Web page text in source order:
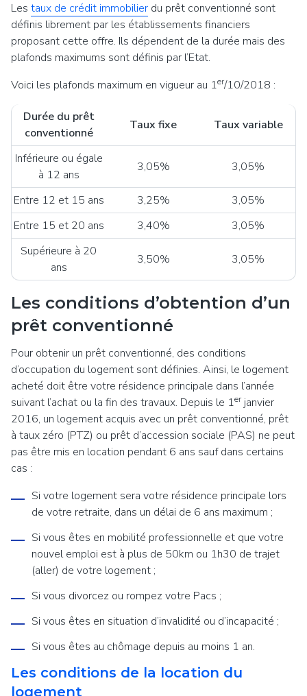
Les taux de crédit immobilier du prêt conventionné sont
définis librement par les établissements financiers
proposant cette offre. Ils dépendent de la durée mais des
plafonds maximums sont définis par l’Etat.
Voici les plafonds maximum en vigueur au 1er/10/2018 :
Durée du prêt
conventionné
Taux fixe Taux variable
Inférieure ou égale
à 12 ans
3,05% 3,05%
Entre 12 et 15 ans 3,25%
3,05%
Entre 15 et 20 ans
3,40%
3,05%
Supérieure à 20
ans
3,50% 3,05%
Les conditions d’obtention d’un
prêt conventionné
Pour obtenir un prêt conventionné, des conditions
d’occupation du logement sont définies. Ainsi, le logement
acheté doit être votre résidence principale dans l’année
suivant l’achat ou la fin des travaux. Depuis le 1er janvier
2016, un logement acquis avec un prêt conventionné, prêt
à taux zéro (PTZ) ou prêt d’accession sociale (PAS) ne peut
pas être mis en location pendant 6 ans sauf dans certains
cas :
Si votre logement sera votre résidence principale lors
de votre retraite, dans un délai de 6 ans maximum ;
Si vous êtes en mobilité professionnelle et que votre
nouvel emploi est à plus de 50km ou 1h30 de trajet
(aller) de votre logement ;
Si vous divorcez ou rompez votre Pacs ;
Si vous êtes en situation d’invalidité ou d’incapacité ;
Si vous êtes au chômage depuis au moins 1 an.
Les conditions de la location du
logement